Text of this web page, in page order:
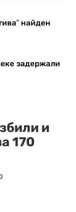
найден
задержали
и
170